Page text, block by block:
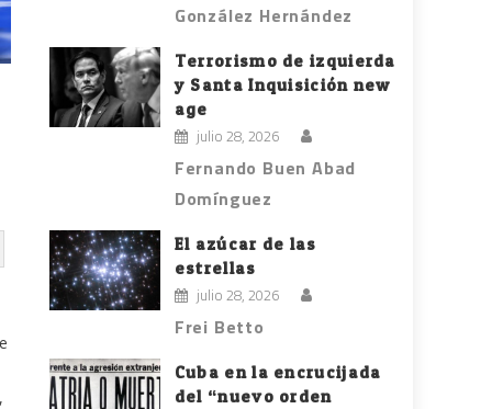
González Hernández
Terrorismo de izquierda
y Santa Inquisición new
age
julio 28, 2026
Fernando Buen Abad
Domínguez
El azúcar de las
estrellas
julio 28, 2026
Frei Betto
Cuba en la encrucijada
del “nuevo orden